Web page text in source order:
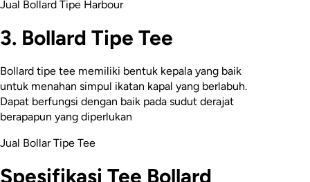
Jual Bollard Tipe Harbour
3. Bollard Tipe Tee
Bollard tipe tee memiliki bentuk kepala yang baik
untuk menahan simpul ikatan kapal yang berlabuh.
Dapat berfungsi dengan baik pada sudut derajat
berapapun yang diperlukan
Jual Bollar Tipe Tee
Spesifikasi Tee Bollard